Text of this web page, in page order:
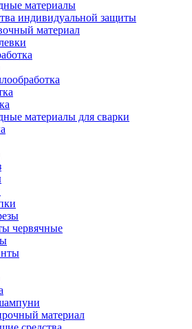
материалы
индивидуальной защиты
материал
материалы для сварки
червячные
материал